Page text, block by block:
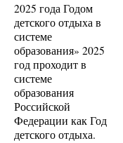
2025 года Годом
детского отдыха в
системе
образования» 2025
год проходит в
системе
образования
Российской
Федерации как Год
детского отдыха.